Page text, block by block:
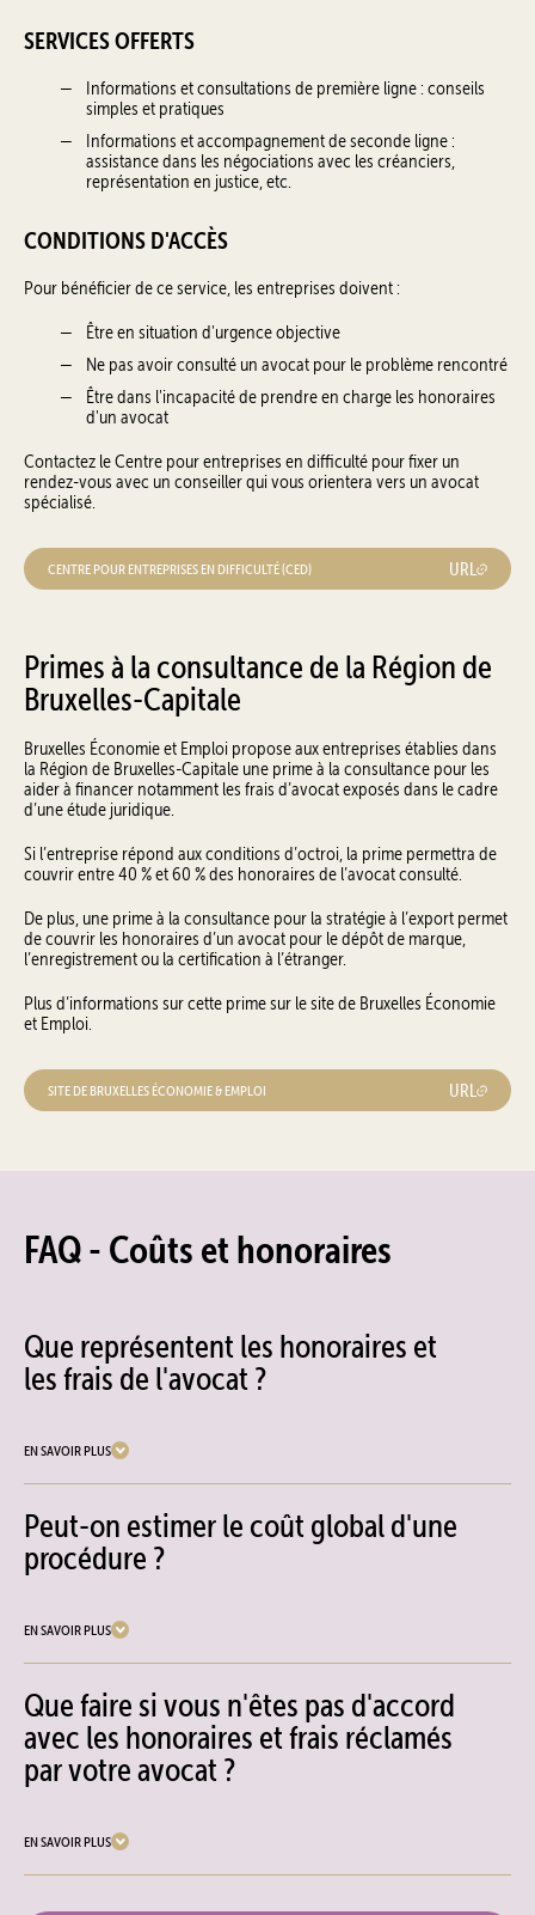
SERVICES OFFERTS
Informations et consultations de première ligne : conseils
simples et pratiques
Informations et accompagnement de seconde ligne :
assistance dans les négociations avec les créanciers,
représentation en justice, etc.
CONDITIONS D'ACCÈS
Pour bénéficier de ce service, les entreprises doivent :
Être en situation d'urgence objective
Ne pas avoir consulté un avocat pour le problème rencontré
Être dans l'incapacité de prendre en charge les honoraires
d'un avocat
Contactez le Centre pour entreprises en difficulté pour fixer un
rendez-vous avec un conseiller qui vous orientera vers un avocat
spécialisé.
CENTRE POUR ENTREPRISES EN DIFFICULTÉ (CED) URL
Primes à la consultance de la Région de
Bruxelles-Capitale
Bruxelles Économie et Emploi propose aux entreprises établies dans
la Région de Bruxelles-Capitale une prime à la consultance pour les
aider à financer notamment les frais d’avocat exposés dans le cadre
d’une étude juridique.
Si l’entreprise répond aux conditions d’octroi, la prime permettra de
couvrir entre 40 % et 60 % des honoraires de l’avocat consulté.
De plus, une prime à la consultance pour la stratégie à l’export permet
de couvrir les honoraires d’un avocat pour le dépôt de marque,
l’enregistrement ou la certification à l’étranger.
Plus d’informations sur cette prime sur le site de Bruxelles Économie
et Emploi.
SITE DE BRUXELLES ÉCONOMIE & EMPLOI URL
FAQ - Coûts et honoraires
Que représentent les honoraires et
les frais de l'avocat ?
EN SAVOIR PLUS
Peut-on estimer le coût global d'une
procédure ?
EN SAVOIR PLUS
Que faire si vous n'êtes pas d'accord
avec les honoraires et frais réclamés
par votre avocat ?
EN SAVOIR PLUS